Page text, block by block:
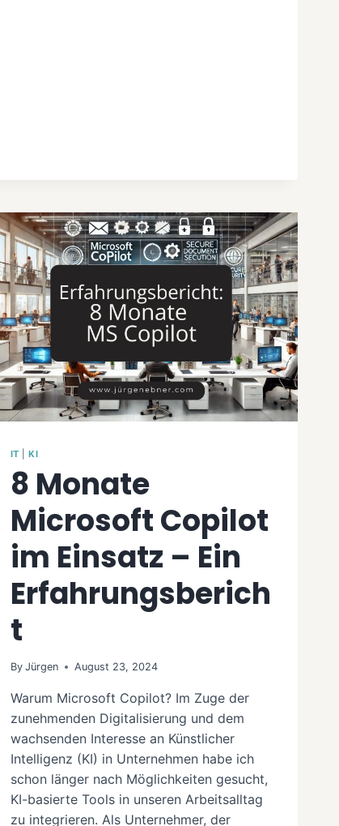
IT |KI
8 Monate
Microsoft Copilot
im Einsatz – Ein
Erfahrungsberich
t
By Jürgen August 23, 2024
Warum Microsoft Copilot? Im Zuge der
zunehmenden Digitalisierung und dem
wachsenden Interesse an Künstlicher
Intelligenz (KI) in Unternehmen habe ich
schon länger nach Möglichkeiten gesucht,
KI-basierte Tools in unseren Arbeitsalltag
zu integrieren. Als Unternehmer, der